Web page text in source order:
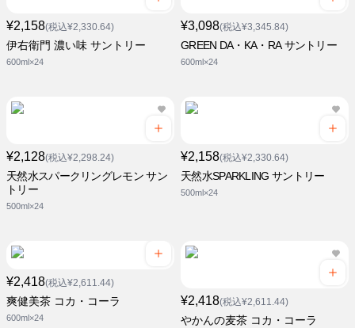
¥2,158(税込¥2,330.64)
伊右衛門 濃い味 サントリー
600ml×24
¥3,098(税込¥3,345.84)
GREEN DA・KA・RA サントリー
600ml×24
¥2,128(税込¥2,298.24)
天然水スパークリングレモン サン
トリー
500ml×24
¥2,158(税込¥2,330.64)
天然水SPARKLING サントリー
500ml×24
¥2,418(税込¥2,611.44)
爽健美茶 コカ・コーラ
600ml×24
¥2,418(税込¥2,611.44)
やかんの麦茶 コカ・コーラ